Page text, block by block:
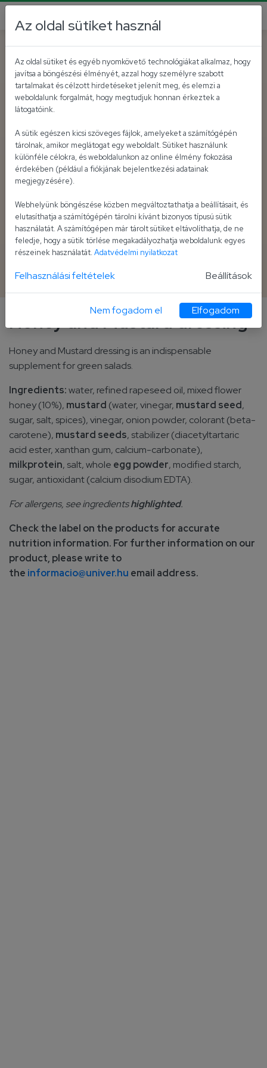
Honey and Mustard dressing
Honey and Mustard dressing is an indispensable
supplement for green salads.
Ingredients:water, refined rapeseed oil, mixed flower
honey (10%), mustard (water, vinegar, mustard seed,
sugar, salt, spices), vinegar, onion powder, colorant (beta-
carotene), mustard seeds, stabilizer (diacetyltartaric
acid ester, xanthan gum, calcium-carbonate),
milkprotein, salt, whole egg powder, modified starch,
sugar, antioxidant (calcium disodium EDTA).
For allergens, see ingredientshighlighted.
Check the label on the products for accurate
nutrition information. For further information on our
product, please write to
the informacio@univer.hu email address.
Az oldal sütiket használ
Az oldal sütiket és egyéb nyomkövető technológiákat alkalmaz, hogy
javítsa a böngészési élményét, azzal hogy személyre szabott
tartalmakat és célzott hirdetéseket jelenít meg, és elemzi a
weboldalunk forgalmát, hogy megtudjuk honnan érkeztek a
látogatóink.
A sütik egészen kicsi szöveges fájlok, amelyeket a számítógépén
tárolnak, amikor meglátogat egy weboldalt. Sütiket használunk
különféle célokra, és weboldalunkon az online élmény fokozása
érdekében (például a fiókjának bejelentkezési adatainak
megjegyzésére).
Webhelyünk böngészése közben megváltoztathatja a beállításait, és
elutasíthatja a számítógépén tárolni kívánt bizonyos típusú sütik
használatát. A számítógépen már tárolt sütiket eltávolíthatja, de ne
feledje, hogy a sütik törlése megakadályozhatja weboldalunk egyes
részeinek használatát. Adatvédelmi nyilatkozat
Felhasználási feltételek Beállítások
Nem fogadom el Elfogadom